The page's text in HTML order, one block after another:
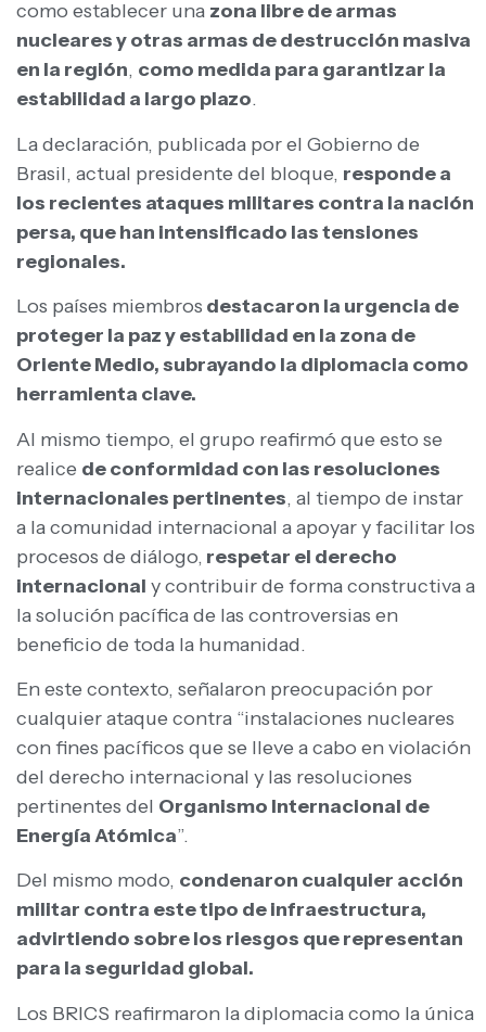
como establecer una zona libre de armas
nucleares y otras armas de destrucción masiva
en la región, como medida para garantizar la
estabilidad a largo plazo.
La declaración, publicada por el Gobierno de
Brasil, actual presidente del bloque, responde a
los recientes ataques militares contra la nación
persa, que han intensificado las tensiones
regionales.
Los países miembros destacaron la urgencia de
proteger la paz y estabilidad en la zona de
Oriente Medio, subrayando la diplomacia como
herramienta clave.
Al mismo tiempo, el grupo reafirmó que esto se
realice de conformidad con las resoluciones
internacionales pertinentes, al tiempo de instar
a la comunidad internacional a apoyar y facilitar los
procesos de diálogo, respetar el derecho
internacional y contribuir de forma constructiva a
la solución pacífica de las controversias en
beneficio de toda la humanidad.
En este contexto, señalaron preocupación por
cualquier ataque contra “instalaciones nucleares
con fines pacíficos que se lleve a cabo en violación
del derecho internacional y las resoluciones
pertinentes del Organismo Internacional de
Energía Atómica”.
Del mismo modo, condenaron cualquier acción
militar contra este tipo de infraestructura,
advirtiendo sobre los riesgos que representan
para la seguridad global.
Los BRICS reafirmaron la diplomacia como la única